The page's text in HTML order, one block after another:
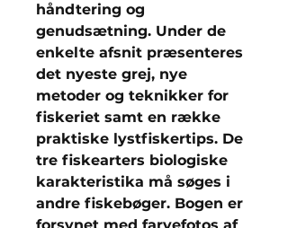
håndtering og
genudsætning. Under de
enkelte afsnit præsenteres
det nyeste grej, nye
metoder og teknikker for
fiskeriet samt en række
praktiske lystfiskertips. De
tre fiskearters biologiske
karakteristika må søges i
andre fiskebøger. Bogen er